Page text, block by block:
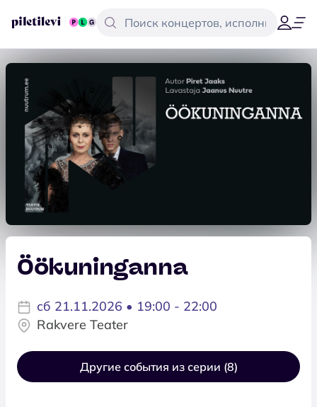
Öökuninganna
сб 21.11.2026 • 19:00 - 22:00
Rakvere Teater
Другие события из серии (8)